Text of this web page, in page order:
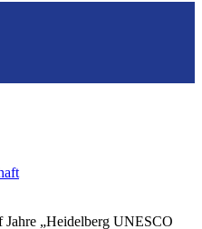
Jahre „Heidelberg UNESCO